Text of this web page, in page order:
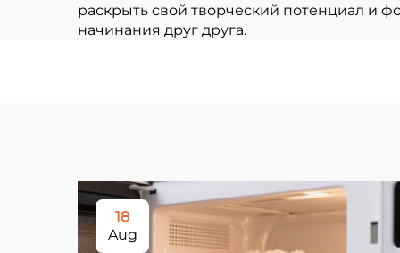
раскрыть свой творческий потенциал и
начинания друг друга.
18
Aug